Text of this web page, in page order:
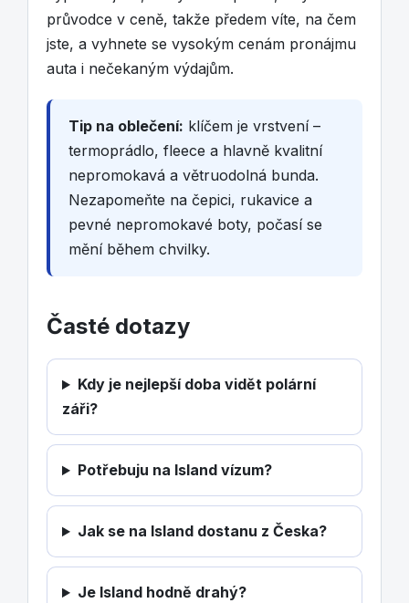
průvodce v ceně, takže předem víte, na čem
jste, a vyhnete se vysokým cenám pronájmu
auta i nečekaným výdajům.
Tip na oblečení: klíčem je vrstvení –
termoprádlo, fleece a hlavně kvalitní
nepromokavá a větruodolná bunda.
Nezapomeňte na čepici, rukavice a
pevné nepromokavé boty, počasí se
mění během chvilky.
Časté dotazy
Kdy je nejlepší doba vidět polární
záři?
Potřebuju na Island vízum?
Jak se na Island dostanu z Česka?
Je Island hodně drahý?